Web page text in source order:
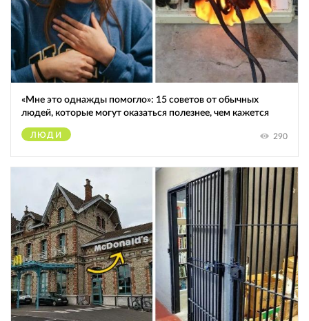
«Мне это однажды помогло»: 15 советов от обычных
людей, которые могут оказаться полезнее, чем кажется
ЛЮДИ 290